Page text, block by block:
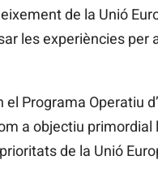
de la Unió
les experiències per
Programa Operatiu
a objectiu primordial
de la Unió